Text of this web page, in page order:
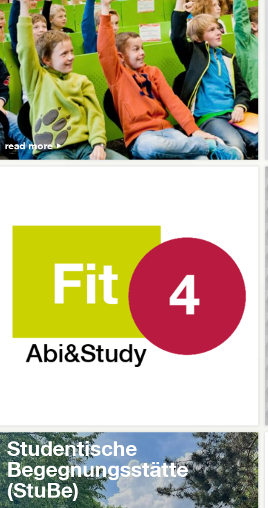
read more
Studentische
Begegnungsstätte
(StuBe)